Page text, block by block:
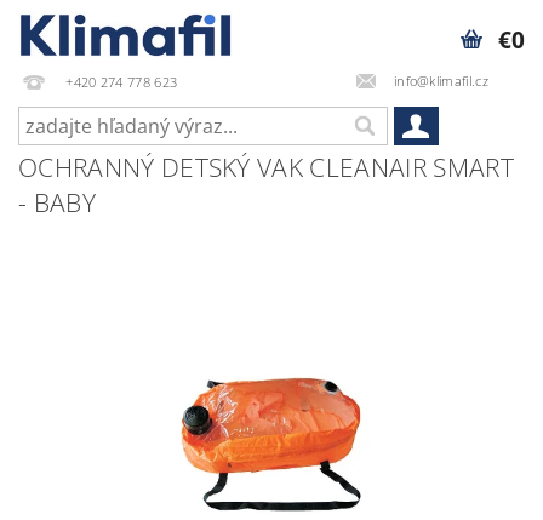
+420 274 778 623 info@klimafil.cz
€0
OCHRANNÝ DETSKÝ VAK CLEANAIR SMART
- BABY